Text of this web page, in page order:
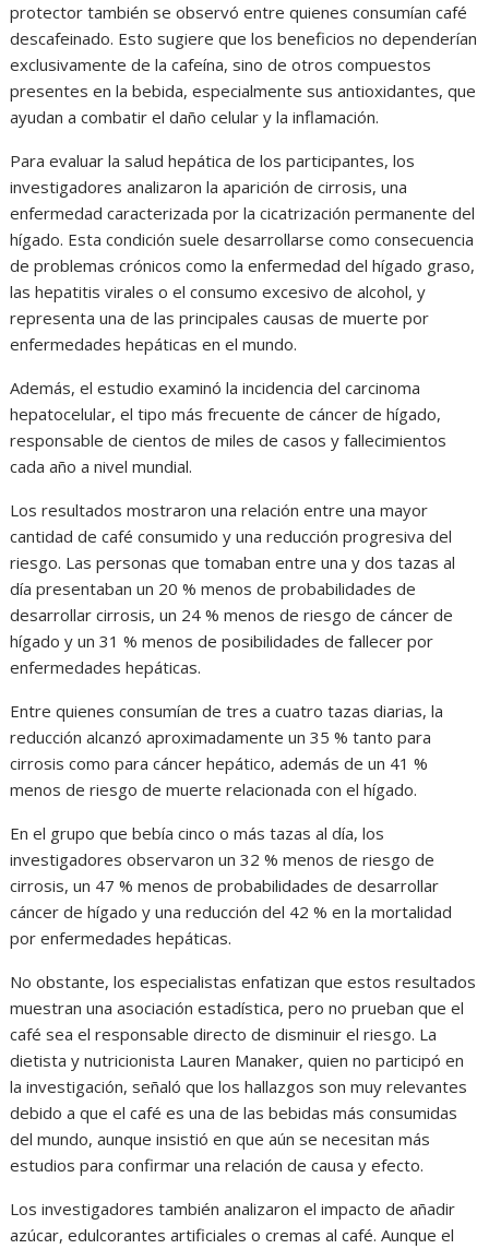
protector también se observó entre quienes consumían café
descafeinado. Esto sugiere que los beneficios no dependerían
exclusivamente de la cafeína, sino de otros compuestos
presentes en la bebida, especialmente sus antioxidantes, que
ayudan a combatir el daño celular y la inflamación.
Para evaluar la salud hepática de los participantes, los
investigadores analizaron la aparición de cirrosis, una
enfermedad caracterizada por la cicatrización permanente del
hígado. Esta condición suele desarrollarse como consecuencia
de problemas crónicos como la enfermedad del hígado graso,
las hepatitis virales o el consumo excesivo de alcohol, y
representa una de las principales causas de muerte por
enfermedades hepáticas en el mundo.
Además, el estudio examinó la incidencia del carcinoma
hepatocelular, el tipo más frecuente de cáncer de hígado,
responsable de cientos de miles de casos y fallecimientos
cada año a nivel mundial.
Los resultados mostraron una relación entre una mayor
cantidad de café consumido y una reducción progresiva del
riesgo. Las personas que tomaban entre una y dos tazas al
día presentaban un 20 % menos de probabilidades de
desarrollar cirrosis, un 24 % menos de riesgo de cáncer de
hígado y un 31 % menos de posibilidades de fallecer por
enfermedades hepáticas.
Entre quienes consumían de tres a cuatro tazas diarias, la
reducción alcanzó aproximadamente un 35 % tanto para
cirrosis como para cáncer hepático, además de un 41 %
menos de riesgo de muerte relacionada con el hígado.
En el grupo que bebía cinco o más tazas al día, los
investigadores observaron un 32 % menos de riesgo de
cirrosis, un 47 % menos de probabilidades de desarrollar
cáncer de hígado y una reducción del 42 % en la mortalidad
por enfermedades hepáticas.
No obstante, los especialistas enfatizan que estos resultados
muestran una asociación estadística, pero no prueban que el
café sea el responsable directo de disminuir el riesgo. La
dietista y nutricionista Lauren Manaker, quien no participó en
la investigación, señaló que los hallazgos son muy relevantes
debido a que el café es una de las bebidas más consumidas
del mundo, aunque insistió en que aún se necesitan más
estudios para confirmar una relación de causa y efecto.
Los investigadores también analizaron el impacto de añadir
azúcar, edulcorantes artificiales o cremas al café. Aunque el